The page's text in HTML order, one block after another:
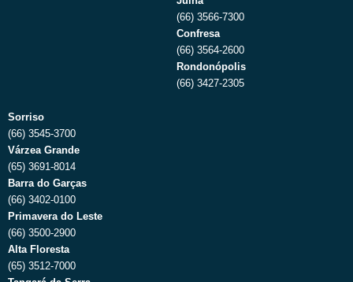
(66) 3566-7300
Confresa
(66) 3564-2600
Rondonópolis
(66) 3427-2305
Sorriso
(66) 3545-3700
Várzea Grande
(65) 3691-8014
Barra do Garças
(66) 3402-0100
Primavera do Leste
(66) 3500-2900
Alta Floresta
(65) 3512-7000